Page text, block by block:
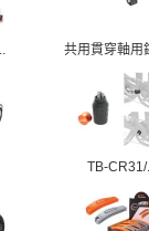
共用貫穿軸用
TB-CR31/